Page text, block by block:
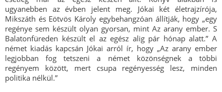
ugyanebben az évben jelent meg. Jókai két életrajzírója,
Mikszáth és Eötvös Károly egybehangzóan állítják, hogy „egy
regénye sem készült olyan gyorsan, mint Az arany ember. S
Balatonfüreden készült el az egész alig pár hónap alatt.” A
német kiadás kapcsán Jókai arról ír, hogy „Az arany ember
legjobban fog tetszeni a német közönségnek a többi
regényem között, mert csupa regényesség lesz, minden
politika nélkül.”